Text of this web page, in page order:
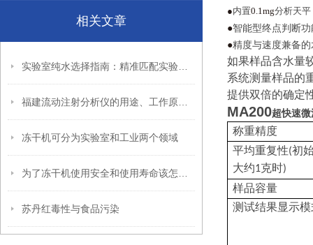
相关文章
冻干机可分为实验室和工业两个领域
苏丹红毒性与食品污染
●内置0.1mg分析天
●智能型终点判断
●精度与速度兼备
如果样品含水量
系统测量样品的
提供双倍的确定
MA200超快速
称重精度
平均重复性(初
大约1克时)
样品容量
测试结果显示模